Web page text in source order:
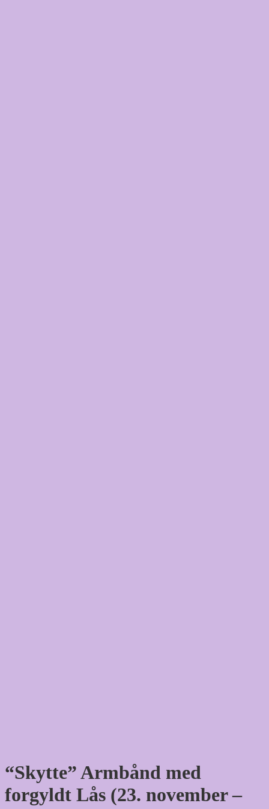
“Skytte” Armbånd med
forgyldt Lås (23. november –